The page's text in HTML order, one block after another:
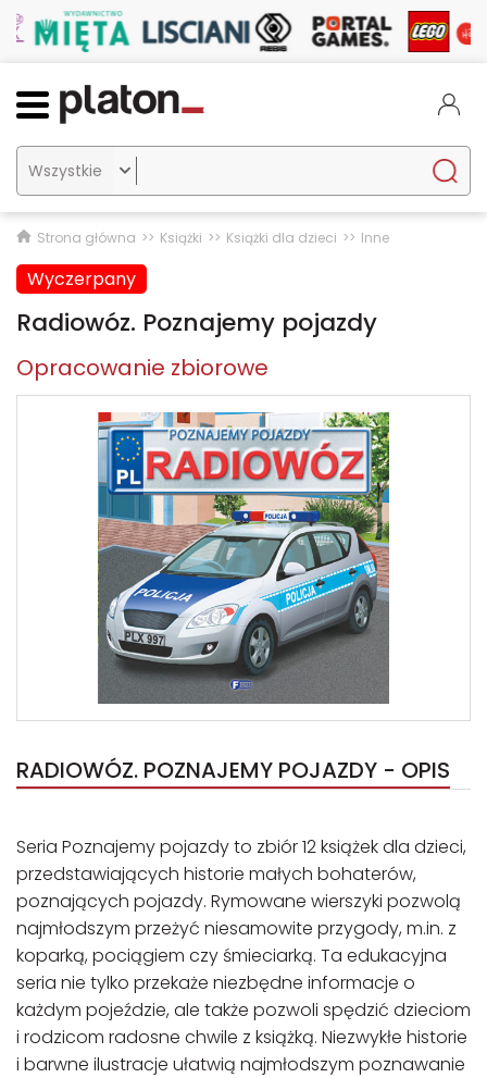

Strona główna Książki Książki dla dzieci Inne
Wyczerpany
Radiowóz. Poznajemy pojazdy
Opracowanie zbiorowe
RADIOWÓZ. POZNAJEMY POJAZDY - OPIS
Seria Poznajemy pojazdy to zbiór 12 książek dla dzieci,
przedstawiających historie małych bohaterów,
poznających pojazdy. Rymowane wierszyki pozwolą
najmłodszym przeżyć niesamowite przygody, m.in. z
koparką, pociągiem czy śmieciarką. Ta edukacyjna
seria nie tylko przekaże niezbędne informacje o
każdym pojeździe, ale także pozwoli spędzić dzieciom
i rodzicom radosne chwile z książką. Niezwykłe historie
i barwne ilustracje ułatwią najmłodszym poznawanie